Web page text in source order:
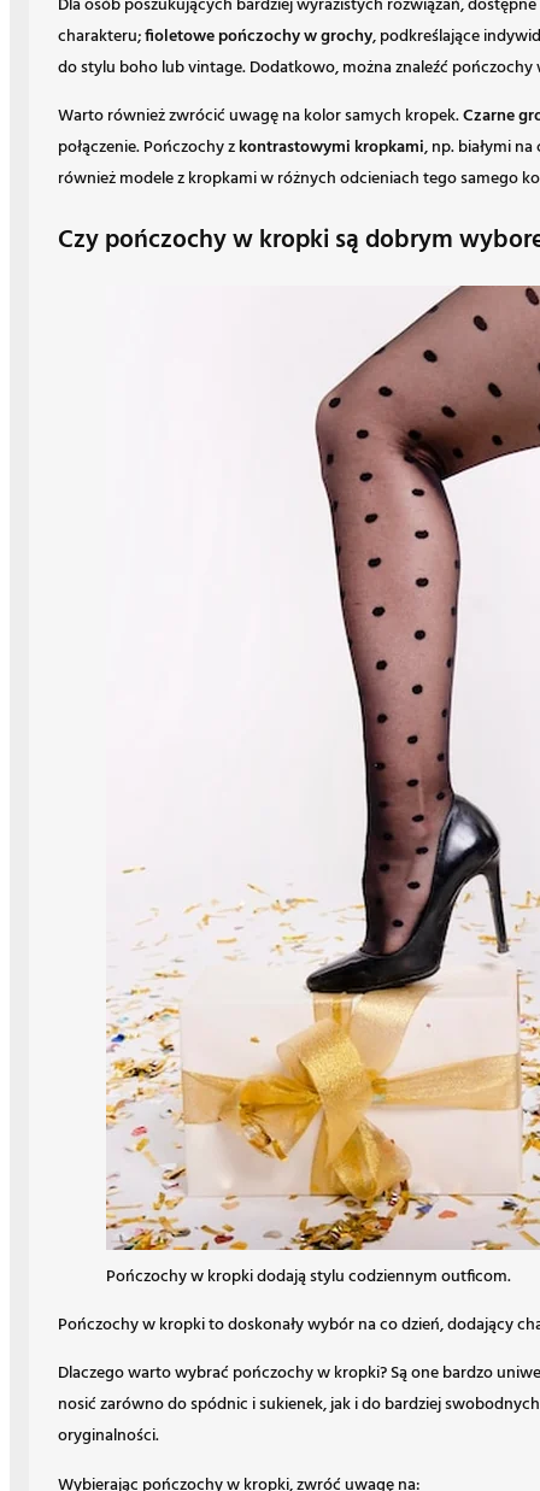
charakteru;fioletowe pończochy w grochy, podkreślające
do stylu boho lub vintage. Dodatkowo, można znaleźć pończochy
Warto również zwrócić uwagę na kolor samych kropek.Czarne
połączenie. Pończochy zkontrastowymi kropkami, np. białymi
również modele z kropkami w różnych odcieniach tego samego
Czy pończochy w kropki są dobrym
Pończochy w kropki dodają stylu codziennym outficom.
Pończochy w kropki to doskonały wybór na co dzień, dodający
Dlaczego warto wybrać pończochy w kropki? Są one bardzo
nosić zarówno do spódnic i sukienek, jak i do bardziej
oryginalności.
Wybierając pończochy w kropki, zwróć uwagę na: